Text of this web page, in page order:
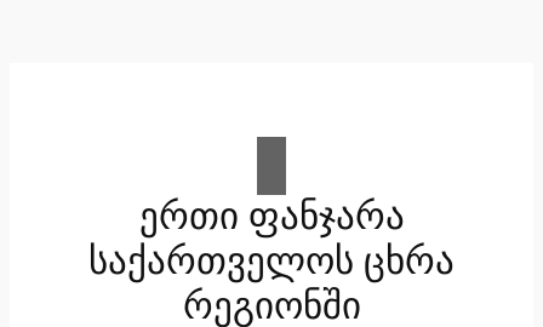
ერთი ფანჯარა
საქართველოს ცხრა
რეგიონში